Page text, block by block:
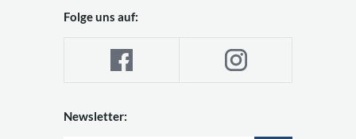
Folge uns auf:
Newsletter: